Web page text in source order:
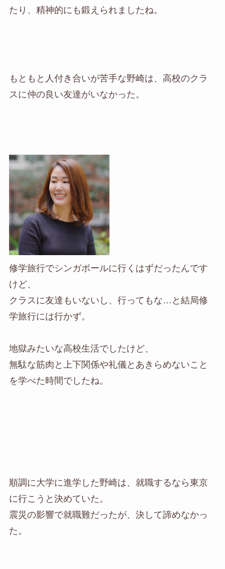
たり、精神的にも鍛えられましたね。
もともと人付き合いが苦手な野崎は、高校のクラ
スに仲の良い友達がいなかった。
修学旅行でシンガポールに行くはずだったんです
けど、
クラスに友達もいないし、行ってもな…と結局修
学旅行には行かず。
地獄みたいな高校生活でしたけど、
無駄な筋肉と上下関係や礼儀とあきらめないこと
を学べた時間でしたね。
順調に大学に進学した野崎は、就職するなら東京
に行こうと決めていた。
震災の影響で就職難だったが、決して諦めなかっ
た。